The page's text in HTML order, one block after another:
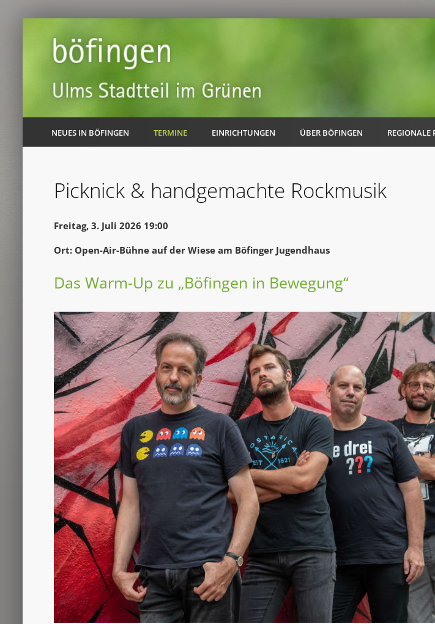
NEUES IN BÖFINGEN TERMINE EINRICHTUNGEN ÜBER BÖFINGEN REGIONALE
Picknick & handgemachte Rockmusik
Freitag, 3. Juli 2026 19:00
Ort: Open-Air-Bühne auf der Wiese am Böfinger Jugendhaus
Das Warm-Up zu „Böfingen in Bewegung“